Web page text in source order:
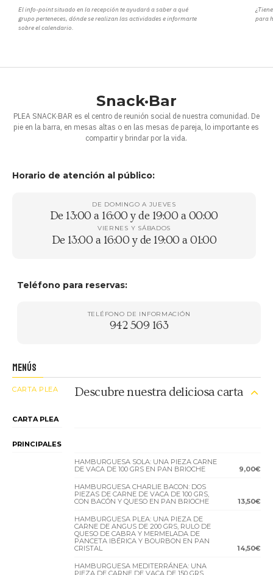
El info-point situado en la recepción te ayudará a saber a qué
grupo perteneces, dónde se realizan las actividades e informarte
sobre el calendario.
para
Snack·Bar
PLEA SNACK·BAR es el centro de reunión social de nuestra comunidad. De
pie en la barra, en mesas altas o en las mesas de pareja, lo importante es
compartir y brindar por la vida.
Horario de atención al público:
DE DOMINGO A JUEVES
De 13:00 a 16:00 y de 19:00 a 00:00
VIERNES Y SÁBADOS
De 13:00 a 16:00 y de 19:00 a 01:00
Teléfono para reservas:
TELÉFONO DE INFORMACIÓN
942 509 163
MENÚS
CARTA PLEA Descubre nuestra deliciosa carta
CARTA PLEA
PRINCIPALES
HAMBURGUESA SOLA: UNA PIEZA CARNE
DE VACA DE 100 GRS EN PAN BRIOCHE
9,00€
HAMBURGUESA CHARLIE BACON: DOS
PIEZAS DE CARNE DE VACA DE 100 GRS,
CON BACÓN Y QUESO EN PAN BRIOCHE
13,50€
HAMBURGUESA PLEA: UNA PIEZA DE
CARNE DE ANGUS DE 200 GRS, RULO DE
QUESO DE CABRA Y MERMELADA DE
PANCETA IBÉRICA Y BOURBON EN PAN
CRISTAL
14,50€
HAMBURGUESA MEDITERRÁNEA: UNA